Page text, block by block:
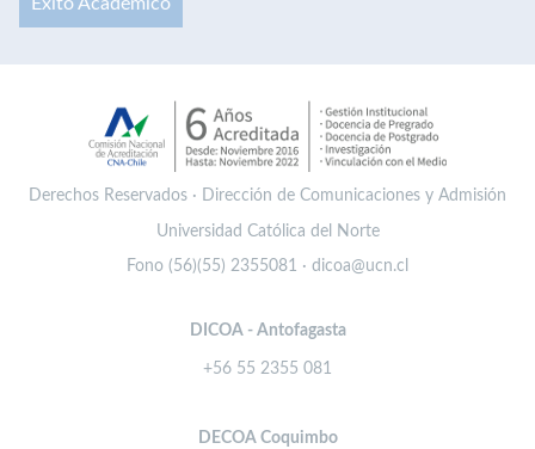
Derechos Reservados · Dirección de Comunicaciones y Admisión
Universidad Católica del Norte
Fono (56)(55) 2355081 · dicoa@ucn.cl
DICOA - Antofagasta
+56 55 2355 081
DECOA Coquimbo